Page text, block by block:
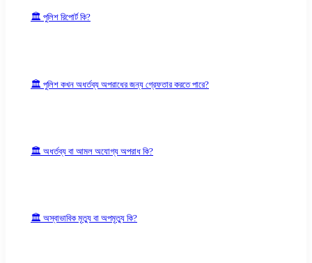
🏛 পুলিশ রিপোর্ট কি?
🏛 পুলিশ কখন অধর্তব্য অপরাধের জন্য গ্রেফতার করতে পারে?
🏛 অধর্তব্য বা আমল অযোগ্য অপরাধ কি?
🏛 অস্বাভাবিক মৃত্যু বা অপমৃত্যু কি?